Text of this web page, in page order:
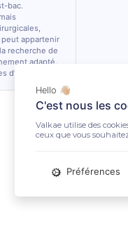
bac.
appartenir
recherche de
adapté.
Hello 👋🏼
C'est nous les
Valkae utilise des
ceux que vous
Préférences